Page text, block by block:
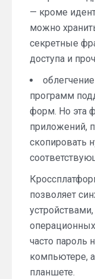
— кроме
можно
секретные
доступа и
программ
форм. Но эта
приложений,
скопировать
позволяет
часто пароль
компьютере,
планшете.